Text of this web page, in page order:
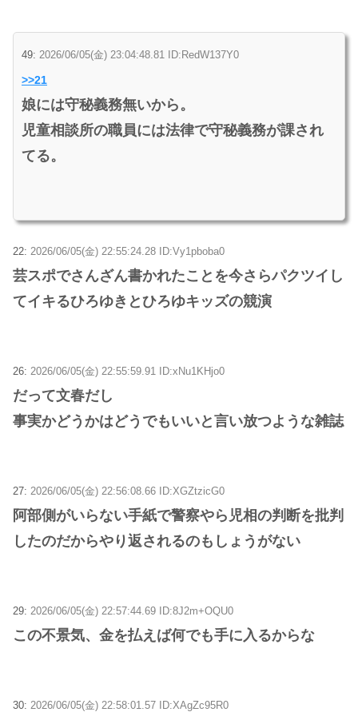
49: 2026/06/05(金) 23:04:48.81 ID:RedW137Y0
>>21
娘には守秘義務無いから。
児童相談所の職員には法律で守秘義務が課され
てる。
22: 2026/06/05(金) 22:55:24.28 ID:Vy1pboba0
芸スポでさんざん書かれたことを今さらパクツイし
てイキるひろゆきとひろゆキッズの競演
26: 2026/06/05(金) 22:55:59.91 ID:xNu1KHjo0
だって文春だし
事実かどうかはどうでもいいと言い放つような雑誌
27: 2026/06/05(金) 22:56:08.66 ID:XGZtzicG0
阿部側がいらない手紙で警察やら児相の判断を批判
したのだからやり返されるのもしょうがない
29: 2026/06/05(金) 22:57:44.69 ID:8J2m+OQU0
この不景気、金を払えば何でも手に入るからな
30: 2026/06/05(金) 22:58:01.57 ID:XAgZc95R0